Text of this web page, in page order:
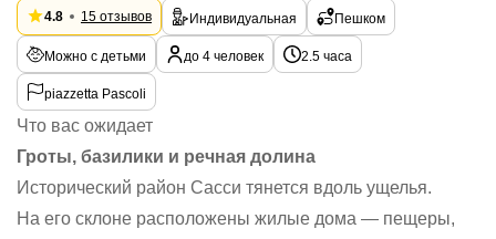
4.8 15 отзывов Индивидуальная Пешком
Можно с детьми до 4 человек 2.5 часа
piazzetta Pascoli
Что вас ожидает
Гроты, базилики и речная долина
Исторический район Сасси тянется вдоль ущелья.
На его склоне расположены жилые дома — пещеры,